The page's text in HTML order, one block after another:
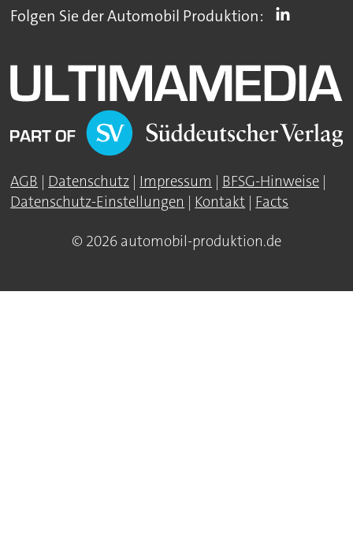
Folgen Sie der Automobil Produktion:
AGB | Datenschutz | Impressum | BFSG-Hinweise |
Datenschutz-Einstellungen | Kontakt | Facts
© 2026 automobil-produktion.de